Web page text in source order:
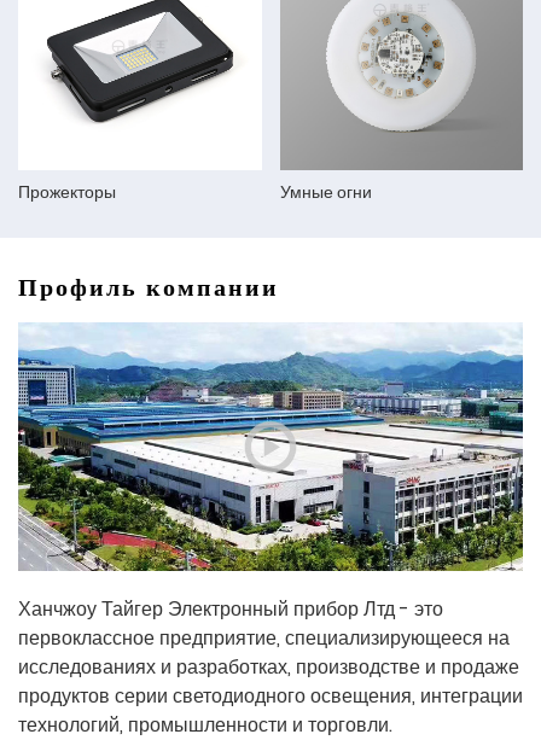
Прожекторы Умные огни
Профиль компании
Ханчжоу Тайгер Электронный прибор Лтд - это
первоклассное предприятие, специализирующееся на
исследованиях и разработках, производстве и продаже
продуктов серии светодиодного освещения, интеграции
технологий, промышленности и торговли.